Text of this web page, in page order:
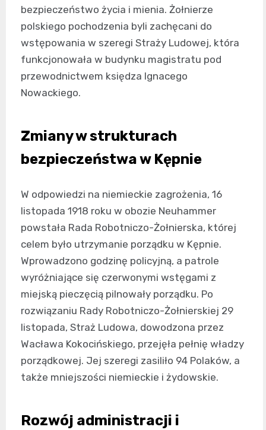
bezpieczeństwo życia i mienia. Żołnierze
polskiego pochodzenia byli zachęcani do
wstępowania w szeregi Straży Ludowej, która
funkcjonowała w budynku magistratu pod
przewodnictwem księdza Ignacego
Nowackiego.
Zmiany w strukturach
bezpieczeństwa w Kępnie
W odpowiedzi na niemieckie zagrożenia, 16
listopada 1918 roku w obozie Neuhammer
powstała Rada Robotniczo-Żołnierska, której
celem było utrzymanie porządku w Kępnie.
Wprowadzono godzinę policyjną, a patrole
wyróżniające się czerwonymi wstęgami z
miejską pieczęcią pilnowały porządku. Po
rozwiązaniu Rady Robotniczo-Żołnierskiej 29
listopada, Straż Ludowa, dowodzona przez
Wacława Kokocińskiego, przejęła pełnię władzy
porządkowej. Jej szeregi zasiliło 94 Polaków, a
także mniejszości niemieckie i żydowskie.
Rozwój administracji i